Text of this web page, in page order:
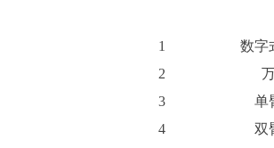
1
数字
2
3
单
4
双